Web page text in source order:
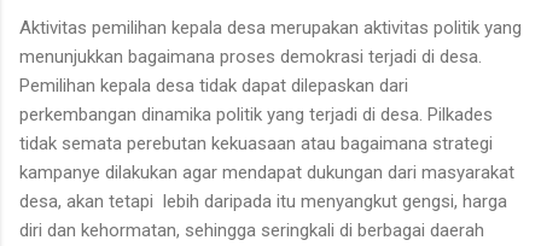
Aktivitas pemilihan kepala desa merupakan aktivitas politik yang
menunjukkan bagaimana proses demokrasi terjadi di desa.
Pemilihan kepala desa tidak dapat dilepaskan dari
perkembangan dinamika politik yang terjadi di desa. Pilkades
tidak semata perebutan kekuasaan atau bagaimana strategi
kampanye dilakukan agar mendapat dukungan dari masyarakat
desa, akan tetapi lebih daripada itu menyangkut gengsi, harga
diri dan kehormatan, sehingga seringkali di berbagai daerah